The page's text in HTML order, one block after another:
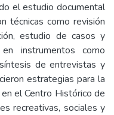
el estudio documental
técnicas como revisión
estudio de casos y
instrumentos como
de entrevistas y
estrategias para la
el Centro Histórico de
recreativas, sociales y